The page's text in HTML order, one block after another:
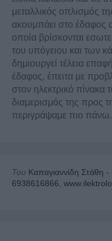
μεταλλικός οπλισμός
ακουμπάει στο έδαφος
οποία βρίσκονται
του υπόγειου και των
δημιουργεί τέλεια
έδαφος, έπειτα με
στον ηλεκτρικό πίνακα
διαμερισμός της προς
περιγράψαμε πιο πάνω.
Του Καπαγιαννίδη Στάθη
6938616866,